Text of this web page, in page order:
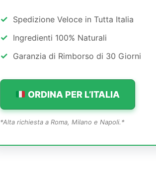
✓ Spedizione Veloce in Tutta Italia
✓ Ingredienti 100% Naturali
✓ Garanzia di Rimborso di 30 Giorni
ORDINA PER L’ITALIA
*Alta richiesta a Roma, Milano e Napoli.*